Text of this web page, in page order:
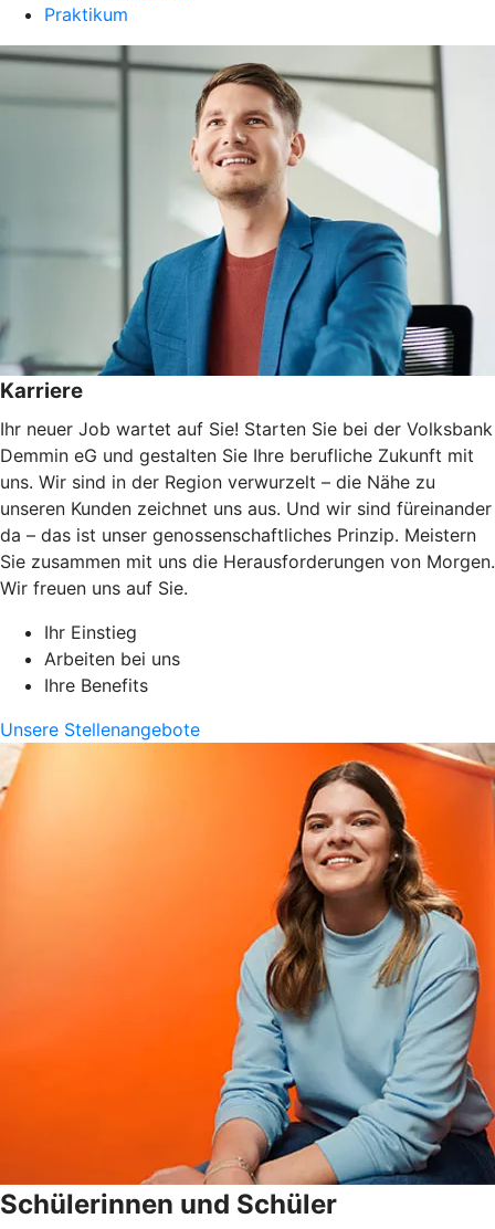
Praktikum
Karriere
Ihr neuer Job wartet auf Sie! Starten Sie bei der Volksbank
Demmin eG und gestalten Sie Ihre berufliche Zukunft mit
uns. Wir sind in der Region verwurzelt – die Nähe zu
unseren Kunden zeichnet uns aus. Und wir sind füreinander
da – das ist unser genossenschaftliches Prinzip. Meistern
Sie zusammen mit uns die Herausforderungen von Morgen.
Wir freuen uns auf Sie.
Ihr Einstieg
Arbeiten bei uns
Ihre Benefits
Unsere Stellenangebote
Schülerinnen und Schüler